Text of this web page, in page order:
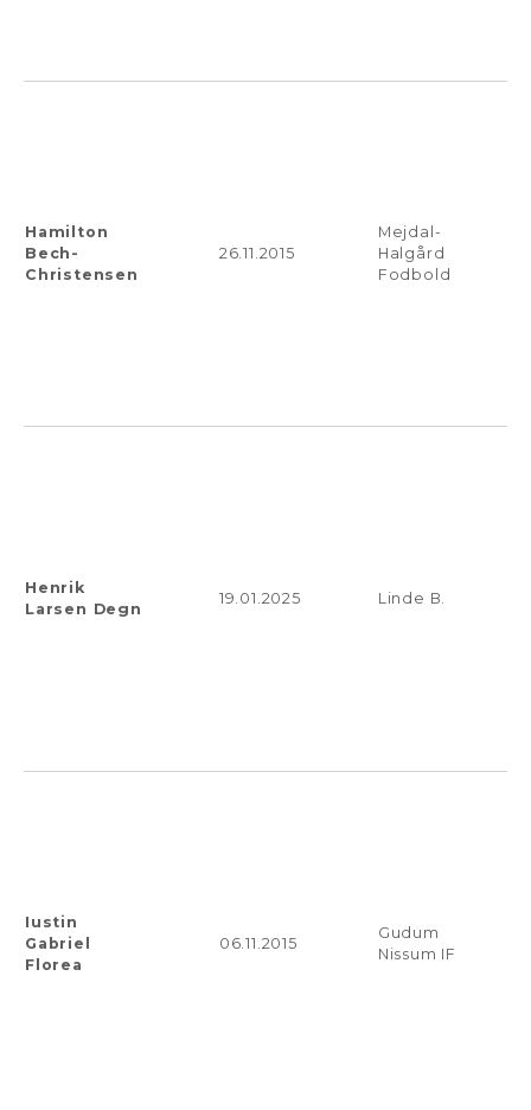
Hamilton
Bech-
Christensen
26.11.2015
Mejdal-
Halgård
Fodbold
Henrik
Larsen Degn
19.01.2025 Linde B.
Iustin
Gabriel
Florea
06.11.2015
Gudum
Nissum IF